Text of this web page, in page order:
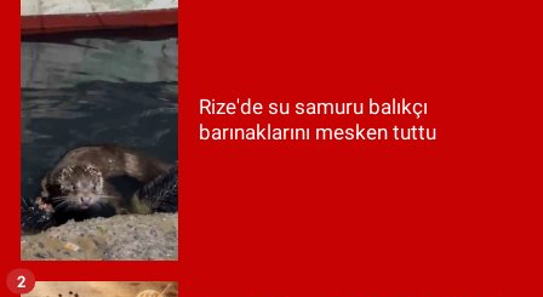
Rize'de su samuru balıkçı
barınaklarını mesken tuttu
2